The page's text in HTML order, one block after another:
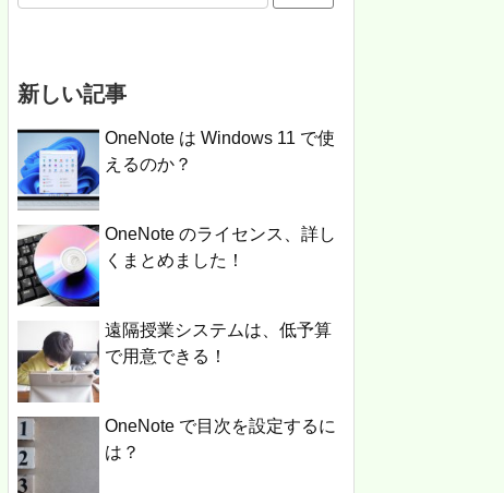
新しい記事
OneNote は Windows 11 で使
えるのか？
OneNote のライセンス、詳し
くまとめました！
遠隔授業システムは、低予算
で用意できる！
OneNote で目次を設定するに
は？